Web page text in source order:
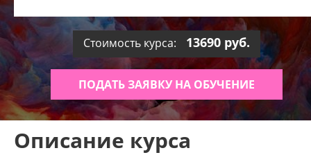
Стоимость курса: 13690 руб.
ПОДАТЬ ЗАЯВКУ НА ОБУЧЕНИЕ
Описание курса